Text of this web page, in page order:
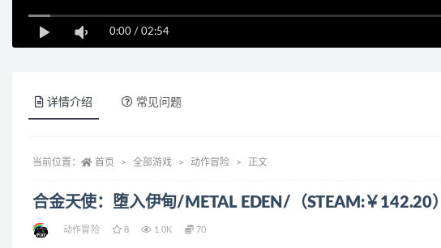
0:00 / 02:54
详情介绍 常见问题
当前位置： 首页 全部游戏 动作冒险 正文
合金天使：堕入伊甸/METAL EDEN/（STEAM:￥142.20）
动作冒险 8 1.0K 70